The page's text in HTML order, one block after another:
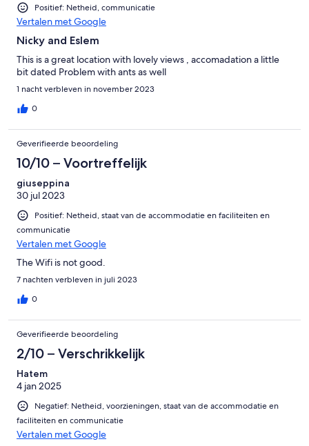
Positief: Netheid, communicatie
Vertalen met Google
Nicky and Eslem
This is a great location with lovely views , accomadation a little
bit dated Problem with ants as well
1 nacht verbleven in november 2023
0
Geverifieerde beoordeling
10/10 – Voortreffelijk
giuseppina
30 jul 2023
Positief: Netheid, staat van de accommodatie en faciliteiten en
communicatie
Vertalen met Google
The Wifi is not good.
7 nachten verbleven in juli 2023
0
Geverifieerde beoordeling
2/10 – Verschrikkelijk
Hatem
4 jan 2025
Negatief: Netheid, voorzieningen, staat van de accommodatie en
faciliteiten en communicatie
Vertalen met Google